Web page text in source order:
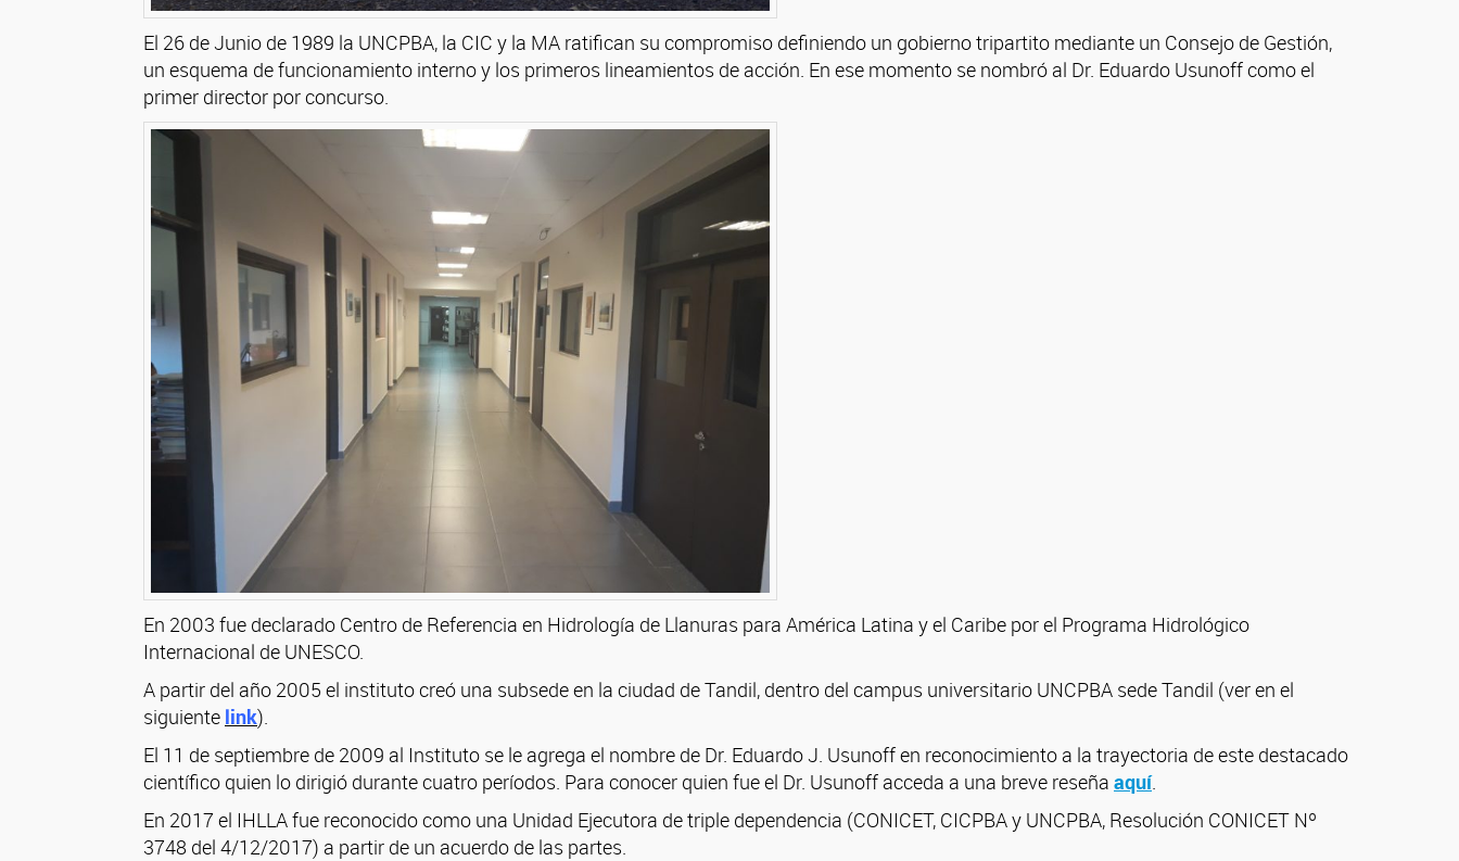
El 26 de Junio de 1989 la UNCPBA, la CIC y la MA ratifican su compromiso definiendo un gobierno tripartito mediante un Consejo de Gestión,
un esquema de funcionamiento interno y los primeros lineamientos de acción. En ese momento se nombró al Dr. Eduardo Usunoff como el
primer director por concurso.
En 2003 fue declarado Centro de Referencia en Hidrología de Llanuras para América Latina y el Caribe por el Programa Hidrológico
Internacional de UNESCO.
A partir del año 2005 el instituto creó una subsede en la ciudad de Tandil, dentro del campus universitario UNCPBA sede Tandil (ver en el
siguiente link).
El 11 de septiembre de 2009 al Instituto se le agrega el nombre de Dr. Eduardo J. Usunoff en reconocimiento a la trayectoria de este destacado
científico quien lo dirigió durante cuatro períodos. Para conocer quien fue el Dr. Usunoff acceda a una breve reseña aquí.
En 2017 el IHLLA fue reconocido como una Unidad Ejecutora de triple dependencia (CONICET, CICPBA y UNCPBA, Resolución CONICET Nº
3748 del 4/12/2017) a partir de un acuerdo de las partes.